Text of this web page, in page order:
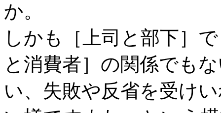
か。
しかも［上司と部下］
と消費者］の関係でも
い、失敗や反省を受け